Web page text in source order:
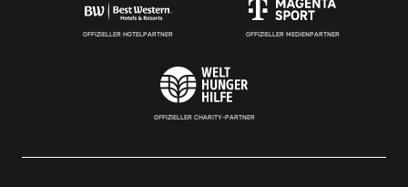
OFFIZIELLER HOTELPARTNER OFFIZIELLER MEDIENPARTNER
OFFIZIELLER CHARITY-PARTNER